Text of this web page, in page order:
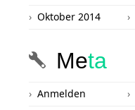
Oktober 2014
Meta
Anmelden